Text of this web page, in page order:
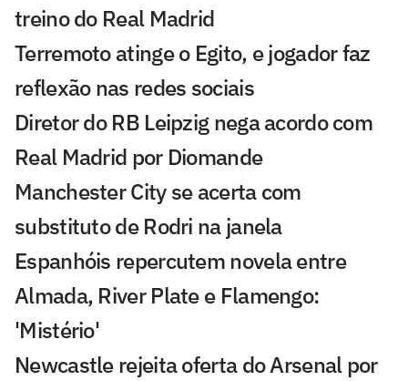
treino do Real Madrid
Terremoto atinge o Egito, e jogador faz
reflexão nas redes sociais
Diretor do RB Leipzig nega acordo com
Real Madrid por Diomande
Manchester City se acerta com
substituto de Rodri na janela
Espanhóis repercutem novela entre
Almada, River Plate e Flamengo:
'Mistério'
Newcastle rejeita oferta do Arsenal por